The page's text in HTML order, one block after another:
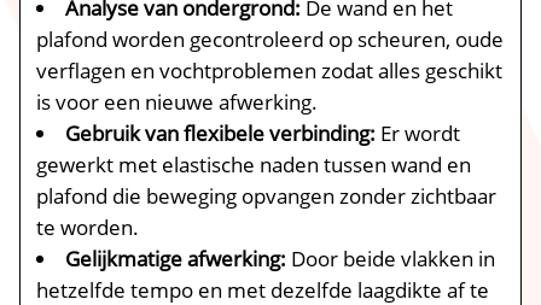
Analyse van ondergrond: De wand en het
plafond worden gecontroleerd op scheuren, oude
verflagen en vochtproblemen zodat alles geschikt
is voor een nieuwe afwerking.​
Gebruik van flexibele verbinding: Er wordt
gewerkt met elastische naden tussen wand en
plafond die beweging opvangen zonder zichtbaar
te worden.​
Gelijkmatige afwerking: Door beide vlakken in
hetzelfde tempo en met dezelfde laagdikte af te